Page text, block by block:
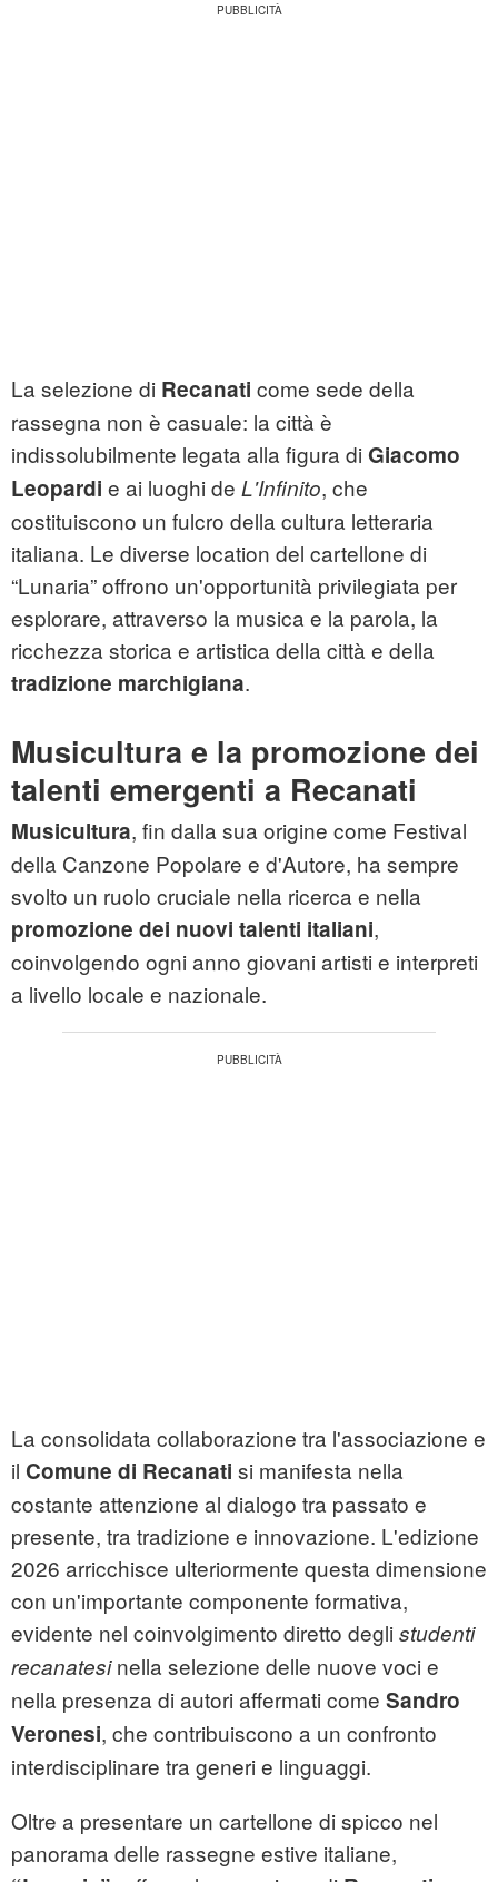
La selezione di Recanati come sede della
rassegna non è casuale: la città è
indissolubilmente legata alla figura di Giacomo
Leopardi e ai luoghi de L'Infinito, che
costituiscono un fulcro della cultura letteraria
italiana. Le diverse location del cartellone di
“Lunaria” offrono un'opportunità privilegiata per
esplorare, attraverso la musica e la parola, la
ricchezza storica e artistica della città e della
tradizione marchigiana.
Musicultura e la promozione dei
talenti emergenti a Recanati
Musicultura, fin dalla sua origine come Festival
della Canzone Popolare e d'Autore, ha sempre
svolto un ruolo cruciale nella ricerca e nella
promozione dei nuovi talenti italiani,
coinvolgendo ogni anno giovani artisti e interpreti
a livello locale e nazionale.
La consolidata collaborazione tra l'associazione e
il Comune di Recanati si manifesta nella
costante attenzione al dialogo tra passato e
presente, tra tradizione e innovazione. L'edizione
2026 arricchisce ulteriormente questa dimensione
con un'importante componente formativa,
evidente nel coinvolgimento diretto degli studenti
recanatesinella selezione delle nuove voci e
nella presenza di autori affermati come Sandro
Veronesi, che contribuiscono a un confronto
interdisciplinare tra generi e linguaggi.
Oltre a presentare un cartellone di spicco nel
panorama delle rassegne estive italiane,